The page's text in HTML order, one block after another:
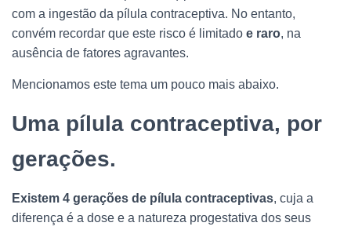
com a ingestão da pílula contraceptiva. No entanto,
convém recordar que este risco é limitado e raro, na
ausência de fatores agravantes.
Mencionamos este tema um pouco mais abaixo.
Uma pílula contraceptiva, por
gerações.
Existem 4 gerações de pílula contraceptivas, cuja a
diferença é a dose e a natureza progestativa dos seus